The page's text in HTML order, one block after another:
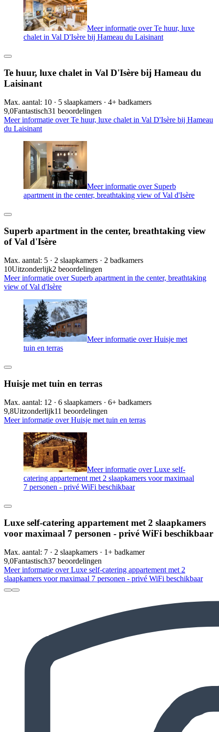
Meer informatie over Te huur, luxe
chalet in Val D'Isère bij Hameau du Laisinant
Te huur, luxe chalet in Val D'Isère bij Hameau du
Laisinant
Max. aantal: 10 · 5 slaapkamers · 4+ badkamers
9,0Fantastisch31 beoordelingen
Meer informatie over Te huur, luxe chalet in Val D'Isère bij Hameau
du Laisinant
Meer informatie over Superb
apartment in the center, breathtaking view of Val d'Isère
Superb apartment in the center, breathtaking view
of Val d'Isère
Max. aantal: 5 · 2 slaapkamers · 2 badkamers
10Uitzonderlijk2 beoordelingen
Meer informatie over Superb apartment in the center, breathtaking
view of Val d'Isère
Meer informatie over Huisje met
tuin en terras
Huisje met tuin en terras
Max. aantal: 12 · 6 slaapkamers · 6+ badkamers
9,8Uitzonderlijk11 beoordelingen
Meer informatie over Huisje met tuin en terras
Meer informatie over Luxe self-
catering appartement met 2 slaapkamers voor maximaal
7 personen - privé WiFi beschikbaar
Luxe self-catering appartement met 2 slaapkamers
voor maximaal 7 personen - privé WiFi beschikbaar
Max. aantal: 7 · 2 slaapkamers · 1+ badkamer
9,0Fantastisch37 beoordelingen
Meer informatie over Luxe self-catering appartement met 2
slaapkamers voor maximaal 7 personen - privé WiFi beschikbaar